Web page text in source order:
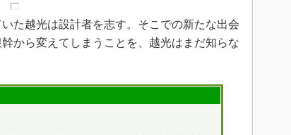
た越光は設計者を志す。そこでの新たな出会
から変えてしまうことを、越光はまだ知らな